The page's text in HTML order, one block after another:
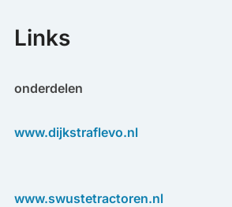
Links
onderdelen
www.dijkstraflevo.nl
www.swustetractoren.nl